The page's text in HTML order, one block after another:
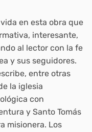
en esta obra que
interesante,
al lector con la fe
y sus seguidores.
entre otras
la iglesia
con
y Santo Tomás
misionera. Los